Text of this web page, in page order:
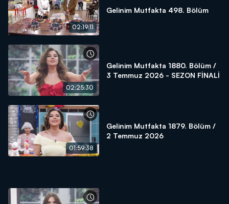
formu
Gelinim Mutfakta, yeni bölümleriyle hafta içi her gün Kanal
D'de!
02:19:11
Gelinim Mutfakta 498. Bölüm
02:25:30
Gelinim Mutfakta 1880. Bölüm /
3 Temmuz 2026 - SEZON FİNALİ
01:59:38
Gelinim Mutfakta 1879. Bölüm /
2 Temmuz 2026